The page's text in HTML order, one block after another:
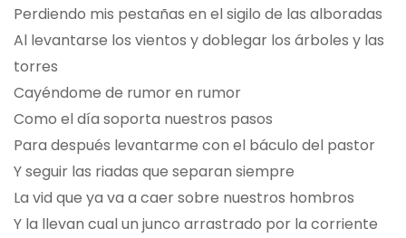
Perdiendo mis pestañas en el sigilo de las alboradas
Al levantarse los vientos y doblegar los árboles y las
torres
Cayéndome de rumor en rumor
Como el día soporta nuestros pasos
Para después levantarme con el báculo del pastor
Y seguir las riadas que separan siempre
La vid que ya va a caer sobre nuestros hombros
Y la llevan cual un junco arrastrado por la corriente